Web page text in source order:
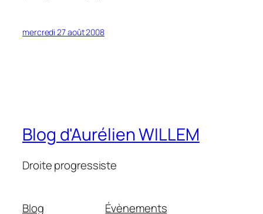
mercredi 27 août 2008
Blog d'Aurélien WILLEM
Droite progressiste
Blog Évènements